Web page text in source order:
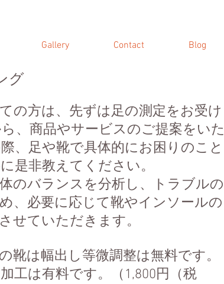
Gallery Contact Blog
グ
の方は、先ずは足の測定をお受け
、商品やサービスのご提案をいた
、足や靴で具体的にお困りのこと
是非教えてください。
のバランスを分析し、トラブルの
、必要に応じて靴やインソールの
せていただきます。
靴は幅出し等微調整は無料です。
工は有料です。（1,800円（税